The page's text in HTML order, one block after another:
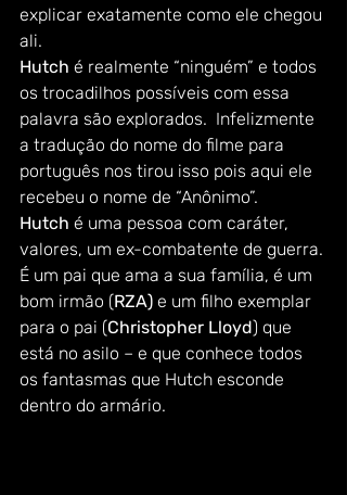
explicar exatamente como ele chegou
ali.
Hutch é realmente “ninguém” e todos
os trocadilhos possíveis com essa
palavra são explorados.  Infelizmente
a tradução do nome do filme para
português nos tirou isso pois aqui ele
recebeu o nome de “Anônimo”.
Hutch é uma pessoa com caráter,
valores, um ex-combatente de guerra.
É um pai que ama a sua família, é um
bom irmão (RZA) e um filho exemplar
para o pai (Christopher Lloyd) que
está no asilo – e que conhece todos
os fantasmas que Hutch esconde
dentro do armário.